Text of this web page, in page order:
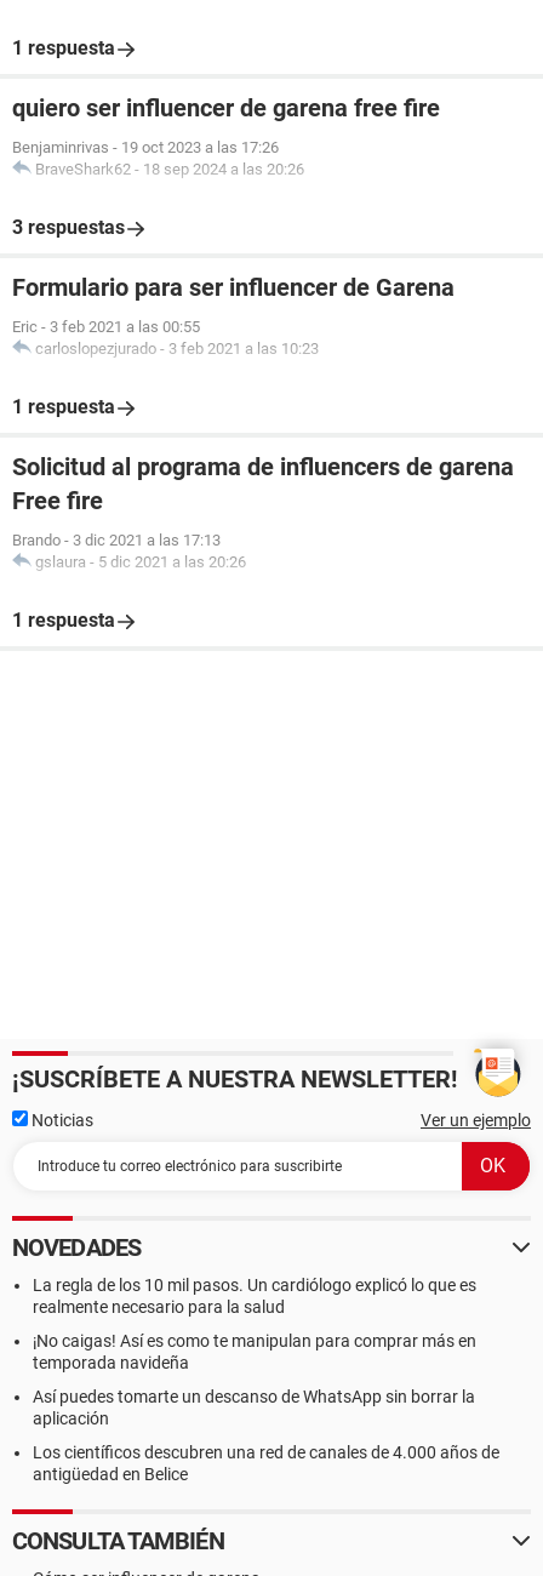
1 respuesta
quiero ser influencer de garena free fire
Benjaminrivas - 19 oct 2023 a las 17:26
BraveShark62 - 18 sep 2024 a las 20:26
3 respuestas
Formulario para ser influencer de Garena
Eric - 3 feb 2021 a las 00:55
carloslopezjurado - 3 feb 2021 a las 10:23
1 respuesta
Solicitud al programa de influencers de garena
Free fire
Brando - 3 dic 2021 a las 17:13
gslaura - 5 dic 2021 a las 20:26
1 respuesta
¡SUSCRÍBETE A NUESTRA NEWSLETTER!
Noticias Ver un ejemplo
NOVEDADES
La regla de los 10 mil pasos. Un cardiólogo explicó lo que es
realmente necesario para la salud
¡No caigas! Así es como te manipulan para comprar más en
temporada navideña
Así puedes tomarte un descanso de WhatsApp sin borrar la
aplicación
Los científicos descubren una red de canales de 4.000 años de
antigüedad en Belice
CONSULTA TAMBIÉN